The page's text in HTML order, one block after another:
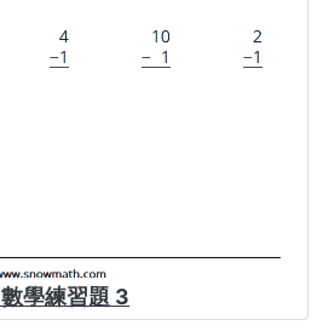
學練習題 3